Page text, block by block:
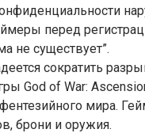
перед
не существует”.
сократить
God of War:
мира.
брони и оружия.